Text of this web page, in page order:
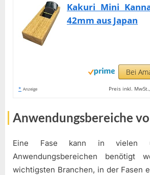
Kakuri Mini
42mm aus Japan
Bei
* Anzeige Preis inkl.
Anwendungsbereiche
Eine Fase kann in vielen
Anwendungsbereichen benötigt
wichtigsten Branchen, in der Fasen